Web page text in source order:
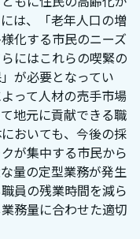
は、「老年人口の増
化する市民のニーズ
にはこれらの喫緊の
が必要となってい
って人材の売手市場
地元に貢献できる職
おいても、今後の採
が集中する市民から
量の定型業務が発生
員の残業時間を減ら
務量に合わせた適切